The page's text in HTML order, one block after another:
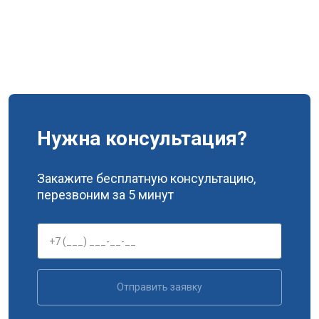
Нужна консультация?
Закажите бесплатную консультацию,
перезвоним за 5 минут
Отправить заявку